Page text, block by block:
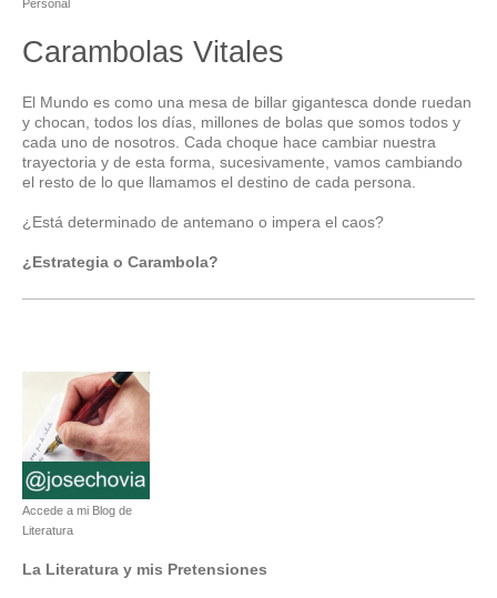
Personal
Carambolas Vitales
El Mundo es como una mesa de billar gigantesca donde ruedan
y chocan, todos los días, millones de bolas que somos todos y
cada uno de nosotros. Cada choque hace cambiar nuestra
trayectoria y de esta forma, sucesivamente, vamos cambiando
el resto de lo que llamamos el destino de cada persona.
¿Está determinado de antemano o impera el caos?
¿Estrategia o Carambola?
Accede a mi Blog de
Literatura
La Literatura y mis Pretensiones